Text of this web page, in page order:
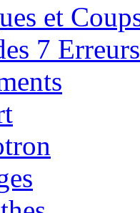
et
7 Erreurs